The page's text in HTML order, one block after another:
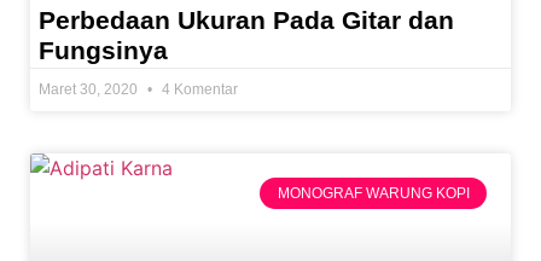
Perbedaan Ukuran Pada Gitar dan
Fungsinya
Maret 30, 2020 4 Komentar
MONOGRAF WARUNG KOPI